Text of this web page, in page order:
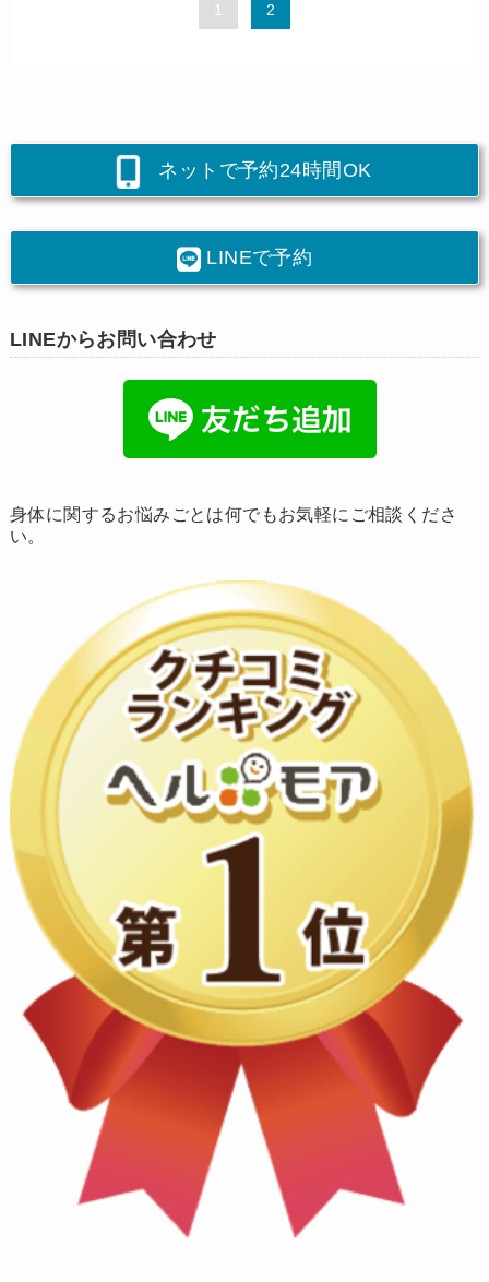
1 2
ネットで予約24時間OK
LINEで予約
LINEからお問い合わせ
身体に関するお悩みごとは何でもお気軽にご相談くださ
い。